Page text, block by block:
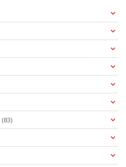
(83)